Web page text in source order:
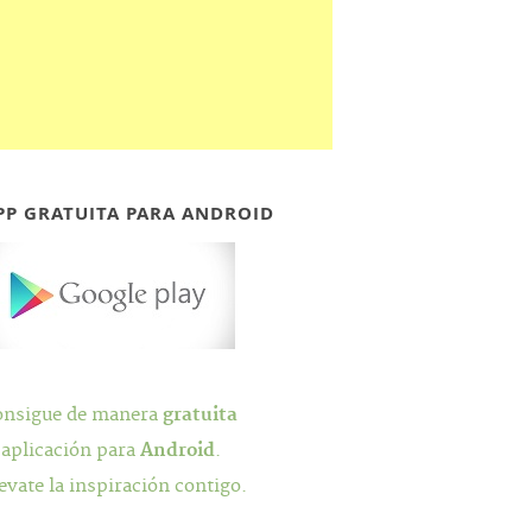
GRATUITA PARA ANDROID
de maneragratuita
paraAndroid.
la inspiración contigo.